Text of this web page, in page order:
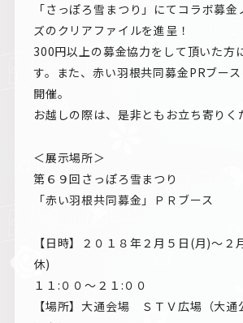
「さっぽろ雪まつり」にてコラボ募金
ズのクリアファイルを進呈！
300円以上の募金協力をして頂いた方
す。また、赤い羽根共同募金PRブー
開催。
お越しの際は、是非ともお立ち寄りく
＜展示場所＞
第６９回さっぽろ雪まつり
「赤い羽根共同募金」ＰＲブース
【日時】２０１８年２月５日(月)～２
休)
１１:００～２１:００
【場所】大通会場 ＳＴＶ広場（大通